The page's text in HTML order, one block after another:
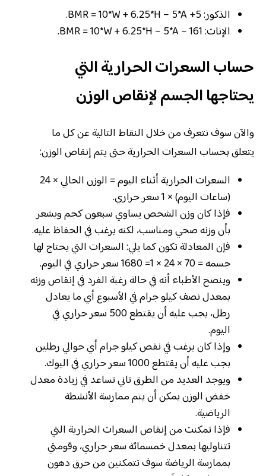
الذكور: BMR = 10*W + 6.25*H – 5*A +5.
الإناث: BMR = 10*W + 6.25*H – 5*A – 161.
حساب السعرات الحرارية التي
يحتاجها الجسم لإنقاص الوزن
والآن سوف نتعرف من خلال النقاط التالية عن كل ما
يتعلق بحساب السعرات الحرارية حتى يتم إنقاص الوزن:
السعرات الحرارية أثناء اليوم = الوزن الحالي × 24
(ساعات اليوم) × 1 سعر حراري.
فإذا كان وزن الشخص يساوي سبعون كجم ويشعر
بأن وزنه صحي ومناسب، لكنه يرغب في الحفاظ عليه.
فإن المعادلة تكون كما يلي: السعرات التي يحتاج لها
جسمه = 70 × 24 × 1= 1680 سعر حراري في اليوم.
وينصح الأطباء أنه في حالة رغبة الفرد في إنقاص وزنه
بمعدل نصف كيلو جرام في الأسبوع أي ما يعادل
رطل، يجب عليه أن يقتطع 500 سعر حراري في
اليوم.
وإذا كان يرغب في نقص كيلو جرام أي حوالي رطلين
بجب عليه أن يقتطع 1000 سعر حراري في اليوك.
ويوجد العديد من الطرق تاني تساعد في زيادة معدل
خفض الوزن يمكن أن يتم ممارسة الأنشطة
الرياضية.
فإذا تمكنت من إنقاص السعرات الحرارية التي
تتناوليها بمعدل خمسمائة سعر حراري، وقومتي
بممارسة الرياضة سوف تتمكنين من حرق دهون